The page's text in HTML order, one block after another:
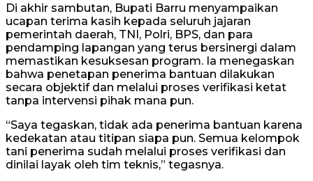
Di akhir sambutan, Bupati Barru menyampaikan
ucapan terima kasih kepada seluruh jajaran
pemerintah daerah, TNI, Polri, BPS, dan para
pendamping lapangan yang terus bersinergi dalam
memastikan kesuksesan program. Ia menegaskan
bahwa penetapan penerima bantuan dilakukan
secara objektif dan melalui proses verifikasi ketat
tanpa intervensi pihak mana pun.
“Saya tegaskan, tidak ada penerima bantuan karena
kedekatan atau titipan siapa pun. Semua kelompok
tani penerima sudah melalui proses verifikasi dan
dinilai layak oleh tim teknis,” tegasnya.